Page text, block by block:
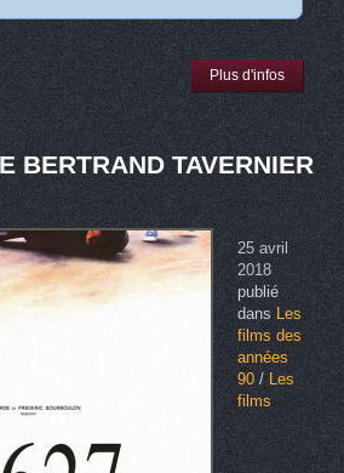
Plus d'infos
BERTRAND TAVERNIER
25 avril
2018
publié
dansLes
films des
années
90/ Les
films